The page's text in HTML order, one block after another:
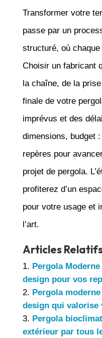
Transformer votre
passe par un
structuré, où
Choisir un fabricant
la chaîne, de la
finale de votre
imprévus et des
dimensions, budget
repères pour
projet de pergola.
profiterez d’un
pour votre usage et
l’art.
Articles
Pergola
design pour vos
Pergola
design qui valorise
Pergola
extérieur par tous